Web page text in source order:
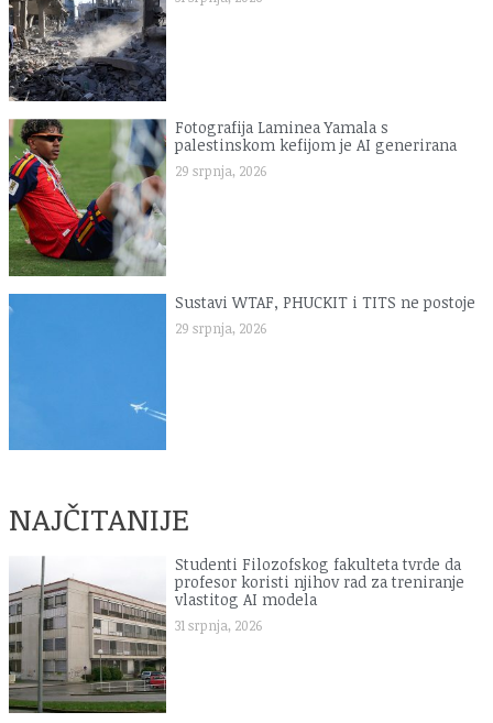
Fotografija Laminea Yamala s
palestinskom kefijom je AI generirana
29 srpnja, 2026
Sustavi WTAF, PHUCKIT i TITS ne postoje
29 srpnja, 2026
NAJČITANIJE
Studenti Filozofskog fakulteta tvrde da
profesor koristi njihov rad za treniranje
vlastitog AI modela
31 srpnja, 2026